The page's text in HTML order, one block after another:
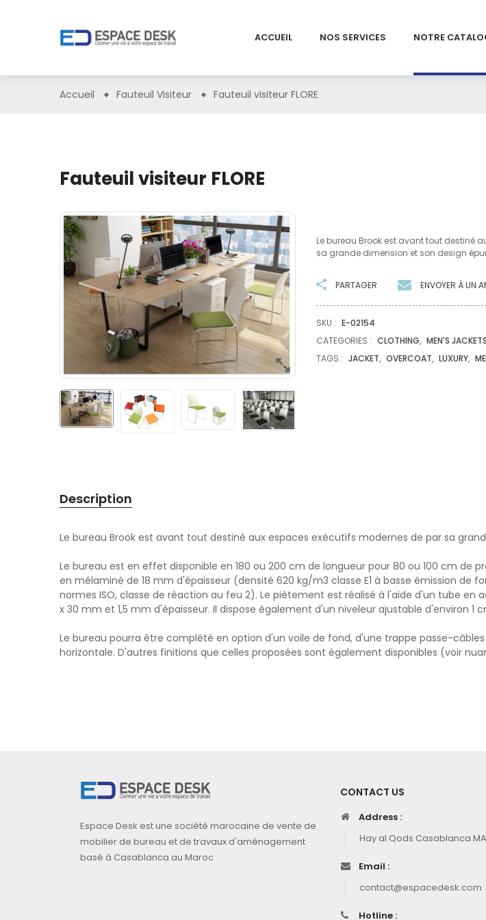
ACCUEIL NOS SERVICES NOTRE
Accueil Fauteuil Visiteur Fauteuil visiteur FLORE
Fauteuil visiteur FLORE
Le bureau Brook est avant tout destiné
sa grande dimension et son design
PARTAGER ENVOYER À UN
SKU : E-02154
CATEGORIES : CLOTHING, MEN'S JACKETS
TAGS : JACKET, OVERCOAT, LUXURY,
Description
Le bureau Brook est avant tout destiné aux espaces exécutifs modernes de par sa
Le bureau est en effet disponible en 180 ou 200 cm de longueur pour 80 ou 100 cm de
en mélaminé de 18 mm d'épaisseur (densité 620 kg/m3 classe E1 à basse émission de
normes ISO, classe de réaction au feu 2). Le piètement est réalisé à l'aide d'un tube en
x 30 mm et 1,5 mm d'épaisseur. Il dispose également d'un niveleur ajustable d'environ 1
Le bureau pourra être complété en option d'un voile de fond, d'une trappe passe-
horizontale. D'autres finitions que celles proposées sont également disponibles (voir
Espace Desk est une société marocaine de vente de
mobilier de bureau et de travaux d'aménagement
basé à Casablanca au Maroc
CONTACT US
Address :
Hay al Qods Casablanca
Email :
contact@espacedesk.com
Hotline :